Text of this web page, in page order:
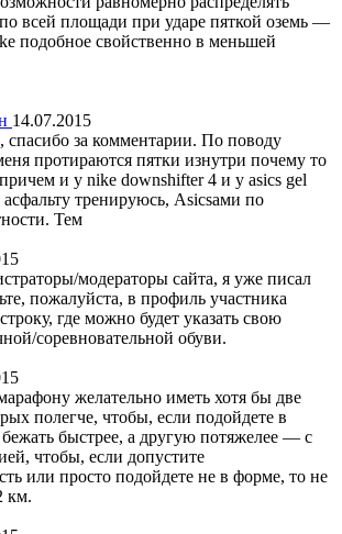
всей площади при ударе пяткой оземь —
подобное свойственно в меньшей
14.07.2015
за комментарии. По поводу
протираются пятки изнутри почему то
и у nike downshifter 4 и у asics gel
тренируюсь, Asicsами по
Тем
модераторы сайта, я уже писал
пожалуйста, в профиль участника
где можно будет указать свою
соревновательной обуви.
желательно иметь хотя бы две
полегче, чтобы, если подойдете в
быстрее, а другую потяжелее — с
чтобы, если допустите
или просто подойдете не в форме, то не
км.